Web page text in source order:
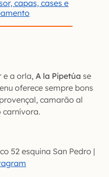
capas, cases e
e a orla, A la Pipetúa se
oferece sempre bons
camarão al
carnívora.
52 esquina San Pedro |